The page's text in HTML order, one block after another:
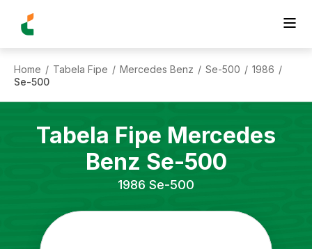
Home / Tabela Fipe / Mercedes Benz / Se-500 / 1986 /
Se-500
Tabela Fipe Mercedes
Benz Se-500
1986 Se-500